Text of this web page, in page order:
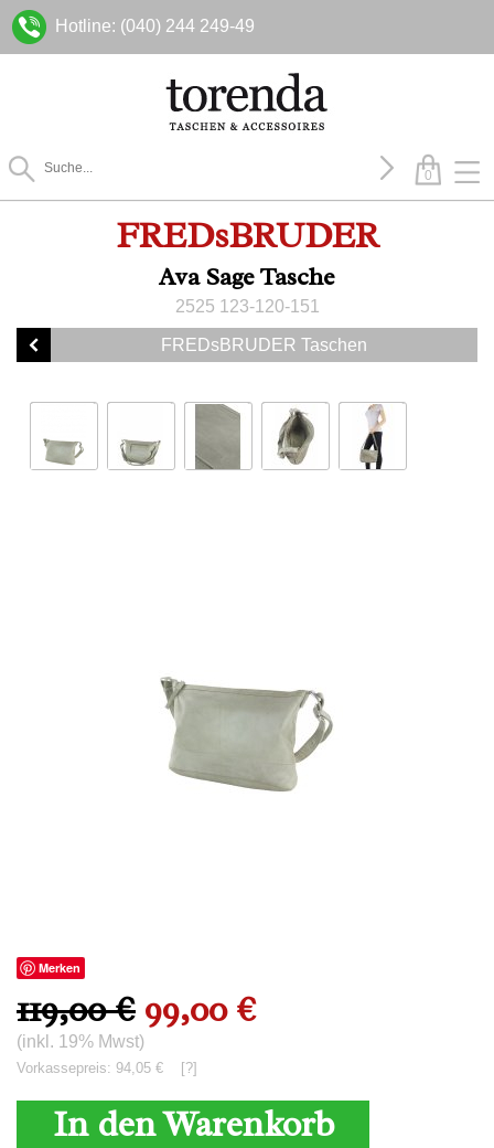
Hotline: (040) 244 249-49
0
FREDsBRUDER
Ava Sage Tasche
2525 123-120-151
FREDsBRUDER Taschen
Merken
119,00 € 99,00 €
(inkl. 19% Mwst)
Vorkassepreis: 94,05 € [?]
In den Warenkorb